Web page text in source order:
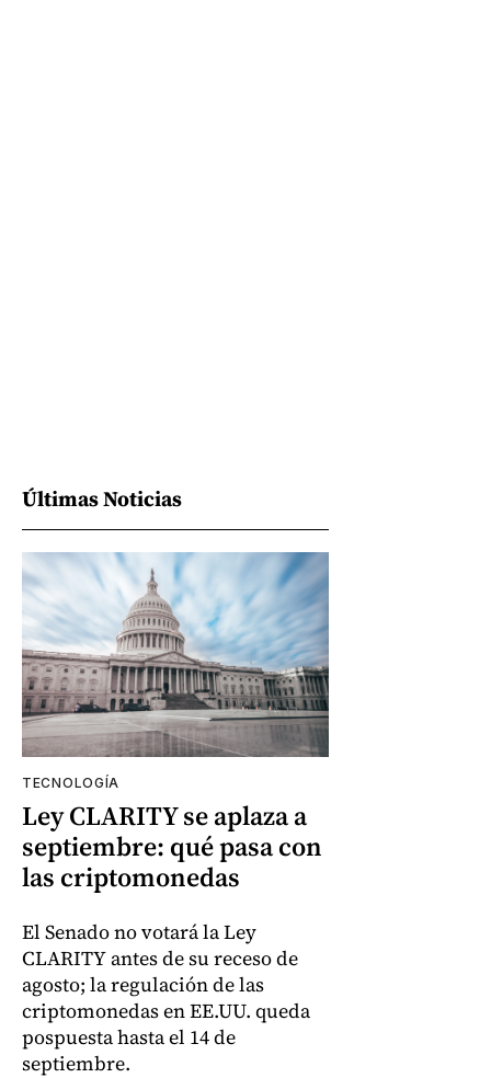
Últimas Noticias
TECNOLOGÍA
Ley CLARITY se aplaza a
septiembre: qué pasa con
las criptomonedas
El Senado no votará la Ley
CLARITY antes de su receso de
agosto; la regulación de las
criptomonedas en EE.UU. queda
pospuesta hasta el 14 de
septiembre.